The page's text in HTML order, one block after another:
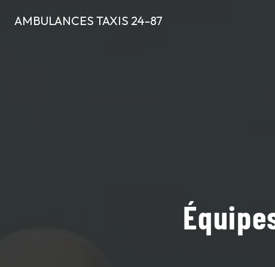
AMBULANCES TAXIS 24-87